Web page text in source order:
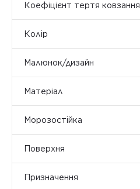
Коефіцієнт тертя ковзання
Колір
Малюнок/дизайн
Матеріал
Морозостійка
Поверхня
Призначення